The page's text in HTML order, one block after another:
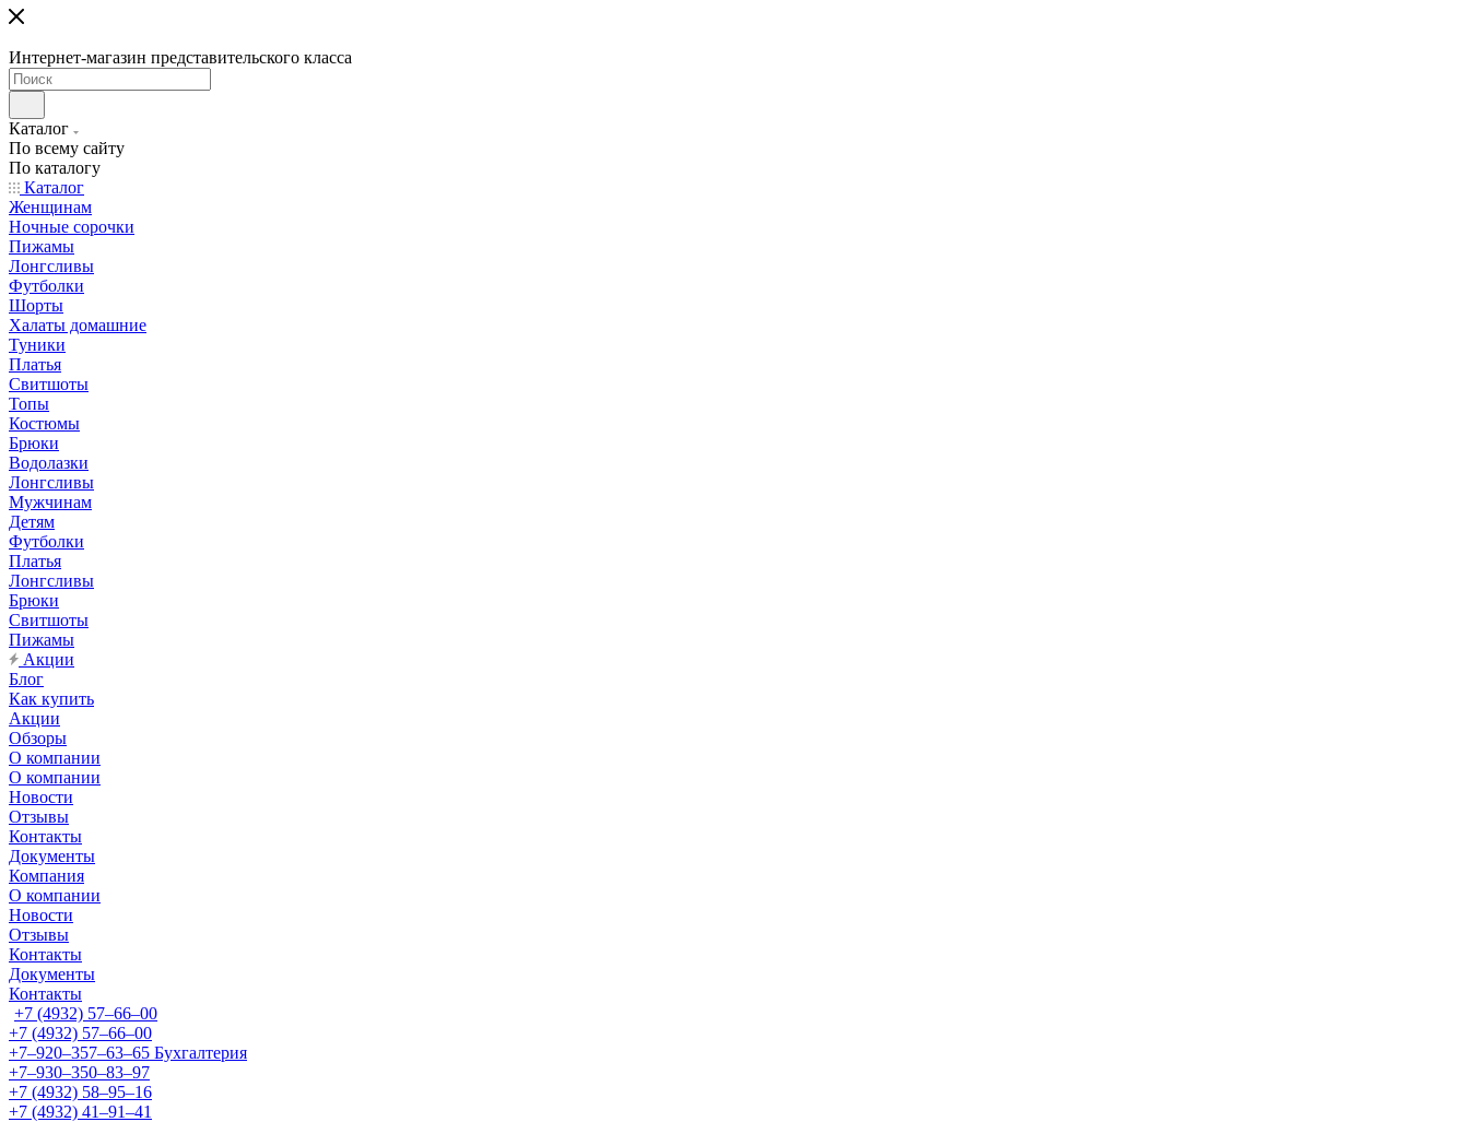
Интернет-магазин представительского класса
Каталог
По всему сайту
По каталогу
Каталог
Женщинам
Ночные сорочки
Пижамы
Лонгсливы
Футболки
Шорты
Халаты домашние
Туники
Платья
Свитшоты
Топы
Костюмы
Брюки
Водолазки
Лонгсливы
Мужчинам
Детям
Футболки
Платья
Лонгсливы
Брюки
Свитшоты
Пижамы
Акции
Блог
Как купить
Акции
Обзоры
О компании
О компании
Новости
Отзывы
Контакты
Документы
Компания
О компании
Новости
Отзывы
Контакты
Документы
Контакты
+7 (4932) 57‒66‒00
+7 (4932) 57‒66‒00
+7‒920‒357‒63‒65 Бухгалтерия
+7‒930‒350‒83‒97
+7 (4932) 58‒95‒16
+7 (4932) 41‒91‒41